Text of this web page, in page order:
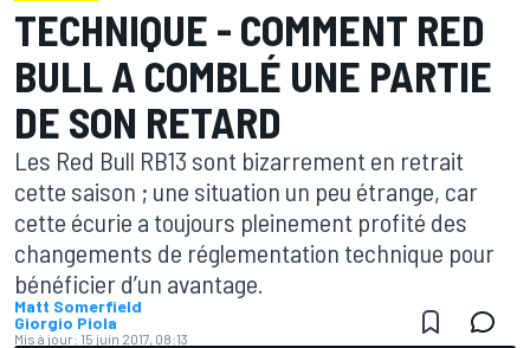
TECHNIQUE - COMMENT RED
BULL A COMBLÉ UNE PARTIE
DE SON RETARD
Les Red Bull RB13 sont bizarrement en retrait
cette saison ; une situation un peu étrange, car
cette écurie a toujours pleinement profité des
changements de réglementation technique pour
bénéficier d’un avantage.
Matt Somerfield
Giorgio Piola
Mis à jour: 15 juin 2017, 08:13